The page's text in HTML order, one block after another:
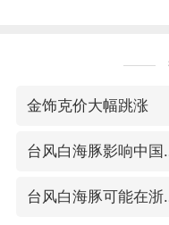
金饰克价大幅跳涨
台风白
台风白